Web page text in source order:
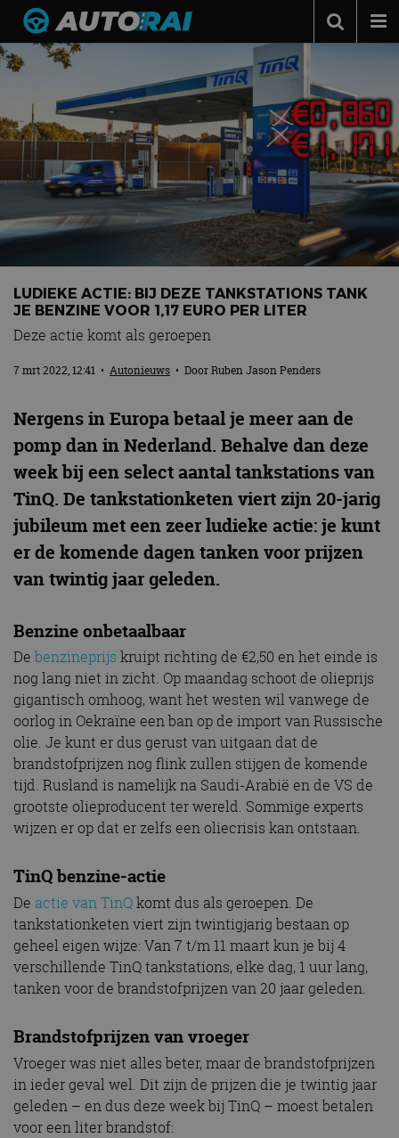
Autonieuws
Podcast
Autotests
Automerken
Adverteren
Contact
MotorRAI.nl
LUDIEKE ACTIE: BIJ DEZE TANKSTATIONS TANK
JE BENZINE VOOR 1,17 EURO PER LITER
Deze actie komt als geroepen
7 mrt 2022, 12:41 • Autonieuws • DoorRuben Jason Penders
Nergens in Europa betaal je meer aan de
pomp dan in Nederland. Behalve dan deze
week bij een select aantal tankstations van
TinQ. De tankstationketen viert zijn 20-jarig
jubileum met een zeer ludieke actie: je kunt
er de komende dagen tanken voor prijzen
van twintig jaar geleden.
Benzine onbetaalbaar
De benzineprijs kruipt richting de €2,50 en het einde is
nog lang niet in zicht. Op maandag schoot de olieprijs
gigantisch omhoog, want het westen wil vanwege de
oorlog in Oekraïne een ban op de import van Russische
olie. Je kunt er dus gerust van uitgaan dat de
brandstofprijzen nog flink zullen stijgen de komende
tijd. Rusland is namelijk na Saudi-Arabië en de VS de
grootste olieproducent ter wereld. Sommige experts
wijzen er op dat er zelfs een oliecrisis kan ontstaan.
TinQ benzine-actie
De actie van TinQkomt dus als geroepen. De
tankstationketen viert zijn twintigjarig bestaan op
geheel eigen wijze: Van 7 t/m 11 maart kun je bij 4
verschillende TinQ tankstations, elke dag, 1 uur lang,
tanken voor de brandstofprijzen van 20 jaar geleden.
Brandstofprijzen van vroeger
Vroeger was niet alles beter, maar de brandstofprijzen
in ieder geval wel. Dit zijn de prijzen die je twintig jaar
geleden – en dus deze week bij TinQ – moest betalen
voor een liter brandstof: